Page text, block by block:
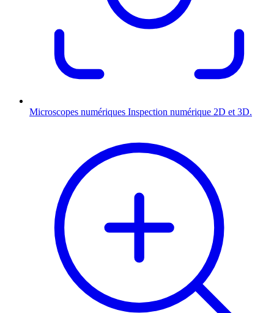
Microscopes numériques Inspection numérique 2D et 3D.